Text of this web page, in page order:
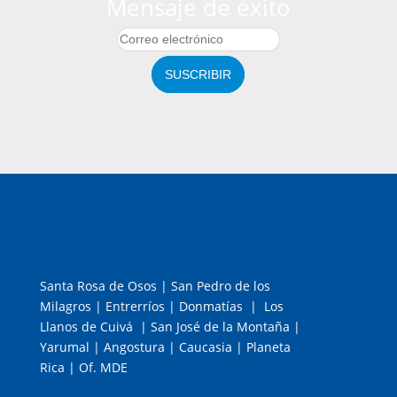
SUSCRIBIR
Santa Rosa de Osos | San Pedro de los
Milagros | Entrerríos | Donmatías | Los
Llanos de Cuivá | San José de la Montaña |
Yarumal | Angostura | Caucasia | Planeta
Rica | Of. MDE